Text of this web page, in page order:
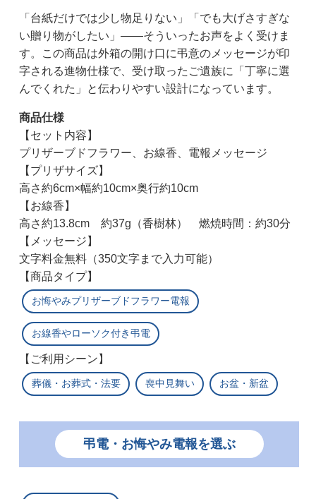
「台紙だけでは少し物足りない」「でも大げさすぎな
い贈り物がしたい」——そういったお声をよく受けま
す。この商品は外箱の開け口に弔意のメッセージが印
字される進物仕様で、受け取ったご遺族に「丁寧に選
んでくれた」と伝わりやすい設計になっています。
商品仕様
【セット内容】
プリザーブドフラワー、お線香、電報メッセージ
【プリザサイズ】
高さ約6cm×幅約10cm×奥行約10cm
【お線香】
高さ約13.8cm 約37g（香樹林） 燃焼時間：約30分
【メッセージ】
文字料金無料（350文字まで入力可能）
【商品タイプ】
お悔やみプリザーブドフラワー電報
お線香やローソク付き弔電
【ご利用シーン】
葬儀・お葬式・法要 喪中見舞い お盆・新盆
弔電・お悔やみ電報を選ぶ